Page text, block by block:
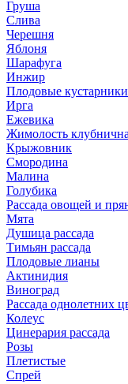
Груша
Слива
Черешня
Яблоня
Шарафуга
Инжир
Плодовые кустарники
Ирга
Ежевика
Жимолость
Крыжовник
Смородина
Малина
Голубика
Рассада овощей и
Мята
Душица рассада
Тимьян рассада
Плодовые лианы
Актинидия
Виноград
Рассада однолетних
Колеус
Цинерария рассада
Розы
Плетистые
Спрей